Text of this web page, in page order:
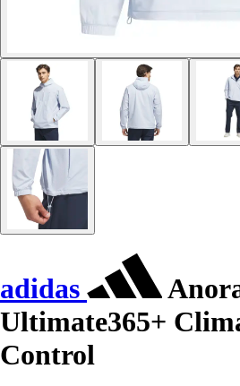
adidas
Ultimate365+
Control